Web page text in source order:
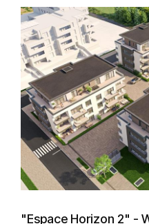
"Espace Horizon 2" -